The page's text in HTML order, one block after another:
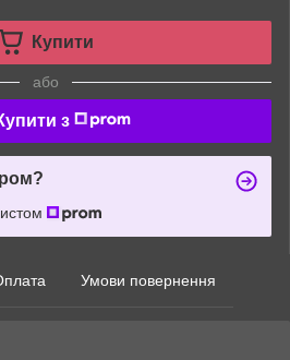
Купити
або
з
Умови повернення